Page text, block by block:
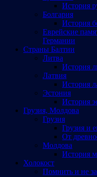
История
Болгария
История
Еврейские
Германии
Страны Балтии
Литва
История
Латвия
История
Эстония
История
Грузия, Молдова
Грузия
Грузия и
От
Молдова
История
Холокост
Помнить и не